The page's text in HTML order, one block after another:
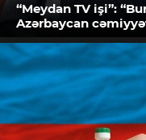
“Meydan TV işi”:
Azərbaycan